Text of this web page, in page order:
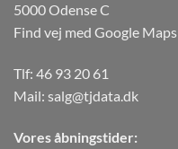
5000 Odense C
Find vej med Google Maps
Tlf: 46 93 20 61
Mail: salg@tjdata.dk
Vores åbningstider: